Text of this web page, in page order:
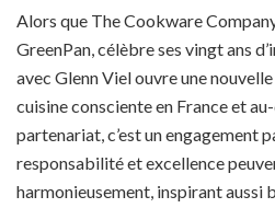
Alors que The Cookware
GreenPan, célèbre ses vingt ans
avec Glenn Viel ouvre une
cuisine consciente en France et au-
partenariat, c’est un engagement
responsabilité et excellence
harmonieusement, inspirant aussi